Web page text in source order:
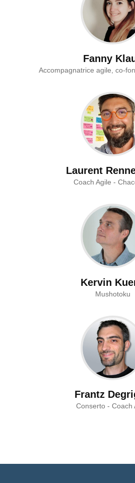
Fanny
Accompagnatrice agile, co-
Laurent
Coach Agile -
Kervin
Mushotoku
Frantz
Conserto - Coach